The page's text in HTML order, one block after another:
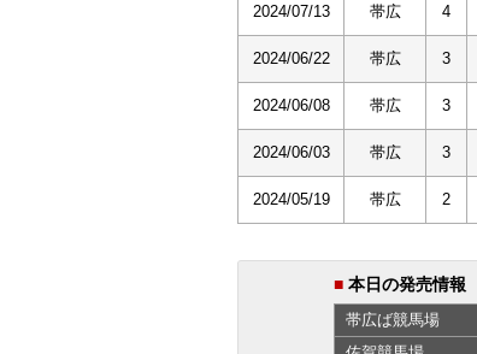
2024/07/13 帯広 4
2024/06/22 帯広 3
2024/06/08 帯広 3
2024/06/03 帯広 3
2024/05/19 帯広 2
■ 本日の発売情報
帯広ば競馬場